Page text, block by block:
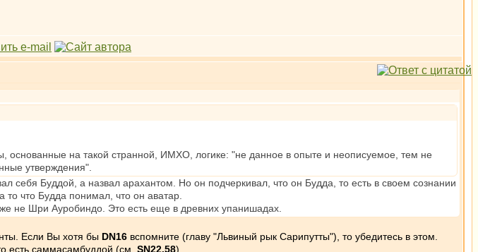
основанные на такой странной, ИМХО, логике: "не данное в опыте и неописуемое, тем не
утверждения".
себя Буддой, а назвал арахантом. Но он подчеркивал, что он Будда, то есть в своем сознании
что Будда понимал, что он аватар.
не Шри Ауробиндо. Это есть еще в древних упанишадах.
Если Вы хотя бы DN16 вспомните (главу "Львиный рык Сарипутты"), то убедитесь в этом.
есть саммасамбуддой (см. SN22.58).